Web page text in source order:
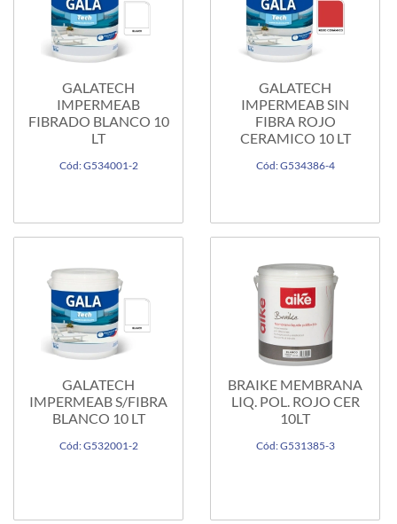
GALATECH
IMPERMEAB
FIBRADO BLANCO 10
LT
Cód: G534001-2
GALATECH
IMPERMEAB SIN
FIBRA ROJO
CERAMICO 10 LT
Cód: G534386-4
GALATECH
IMPERMEAB S/FIBRA
BLANCO 10 LT
Cód: G532001-2
BRAIKE MEMBRANA
LIQ. POL. ROJO CER
10LT
Cód: G531385-3